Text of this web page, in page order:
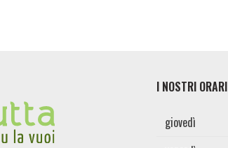
I NOSTRI ORARI
giovedì